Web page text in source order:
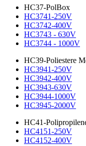
HC37-PolBox
HC3741-250V
HC3742-400V
HC3743 - 630V
HC3744 - 1000V
HC39-Poliestere
HC3941-250V
HC3942-400V
HC3943-630V
HC3944-1000V
HC3945-2000V
HC41-
HC4151-250V
HC4152-400V